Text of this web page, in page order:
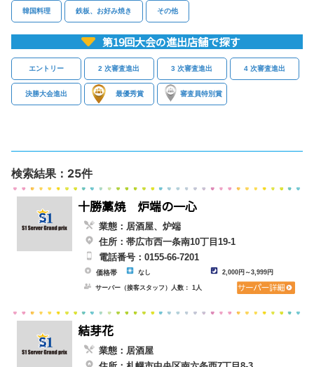
韓国料理 鉄板、お好み焼き その他
第19回大会の進出店舗で探す
エントリー 2 次審査進出 3 次審査進出 4 次審査進出
決勝大会進出 最優秀賞 審査員特別賞
検索結果：25件
十勝藁焼 炉端の一心
業態：居酒屋、炉端
住所：帯広市西一条南10丁目19-1
電話番号：0155-66-7201
価格帯 なし 2,000円～3,999円
サーバー（接客スタッフ）人数： 1人
結芽花
業態：居酒屋